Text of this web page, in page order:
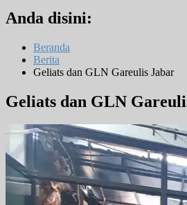
Anda disini:
Beranda
Berita
Geliats dan GLN Gareulis Jabar
Geliats dan GLN